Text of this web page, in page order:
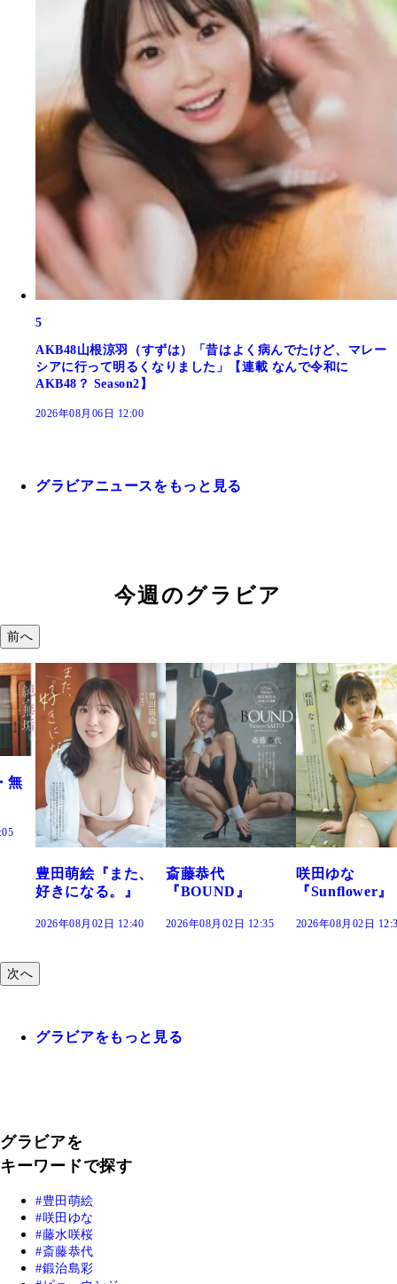
5
AKB48山根涼羽（すずは）「昔はよく病んでたけど、マレー
シアに行って明るくなりました」【連載 なんで令和に
AKB48？ Season2】
2026年08月06日 12:00
グラビアニュースをもっと見る
今週のグラビア
前へ
斎藤恭代
『BOUND』
2026年08月02日 12:35
咲田ゆな
『Sunflower』
2026年08月02日 12:30
藤水咲桜『花
だまり』
2026年08月02日
次へ
グラビアをもっと見る
グラビアを
キーワードで探す
豊田萌絵
咲田ゆな
藤水咲桜
斎藤恭代
鍛治島彩